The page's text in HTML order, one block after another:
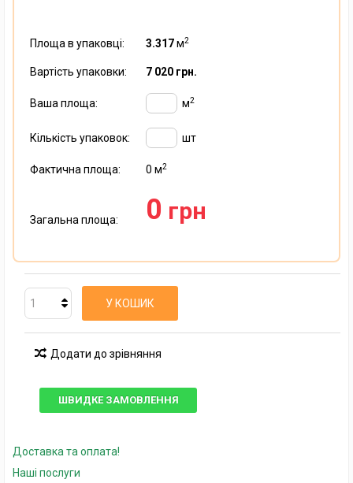
Площа в упаковці: 3.317м2
Вартість упаковки: 7 020 грн.
Ваша площа: м2
Кількість упаковок: шт
Фактична площа: 0 м2
Загальна площа: 0 грн
У КОШИК
Додати до зрівняння
ШВИДКЕ ЗАМОВЛЕННЯ
Доставка та оплата!
Наші послуги